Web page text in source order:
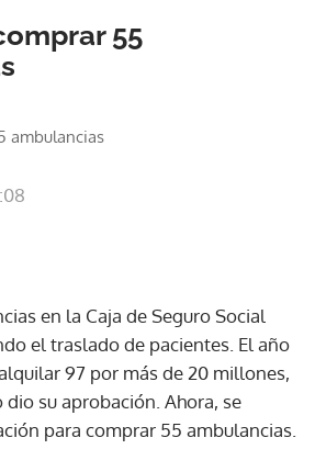
55
ambulancias
en la Caja de Seguro Social
el traslado de pacientes. El año
97 por más de 20 millones,
su aprobación. Ahora, se
para comprar 55 ambulancias.